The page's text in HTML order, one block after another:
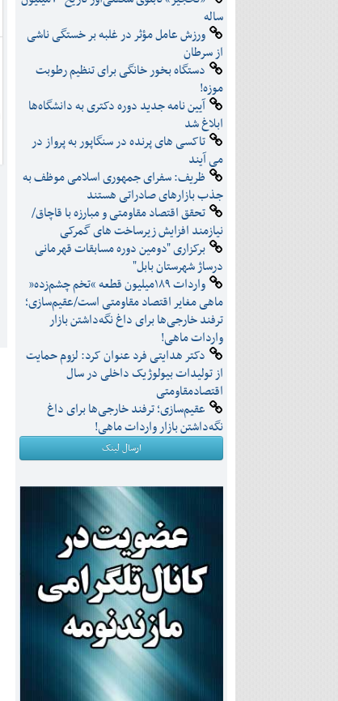
ساله
ورزش عامل مؤثر در غلبه بر خستگی ناشی
از سرطان
دستگاه بخور خانگی برای تنظیم رطوبت
موزه!
آیین نامه جدید دوره دکتری به دانشگاه‌ها
ابلاغ شد
تاکسی های پرنده در سنگاپور به پرواز در
می آیند
ظریف: سفرای جمهوری اسلامی موظف به
جذب بازارهای صادراتی هستند
تحقق اقتصاد مقاومتی و مبارزه با قاچاق/
نیازمند افزایش زیرساخت های گمرکی
برکزاری "دومین دوره مسابقات قهرمانی
درساژ شهرستان بابل"
واردات ۱۸۹میلیون قطعه “تخم چشم‌زده”
ماهی مغایر اقتصاد مقاومتی است/عقیم‌سازی؛
ترفند خارجی‌ها برای داغ نگه‌داشتن بازار
واردات ماهی!
دکتر هدایتی فرد عنوان کرد: لزوم حمایت
از تولیدات بیولوژیک داخلی در سال
اقتصادمقاومتی
عقیم‌سازی؛ ترفند خارجی‌ها برای داغ
نگه‌داشتن بازار واردات ماهی!
ارسال لینک